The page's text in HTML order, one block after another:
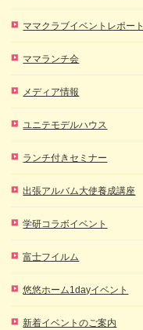
ママクラブイベントレポート
ママランチ会
メディア情報
ユニテモデルハウス
ランチ付きセミナー
出張アルバム大使養成講座
学研コラボイベント
富士フイルム
悠悠ホーム1dayイベント
新着イベントのご案内